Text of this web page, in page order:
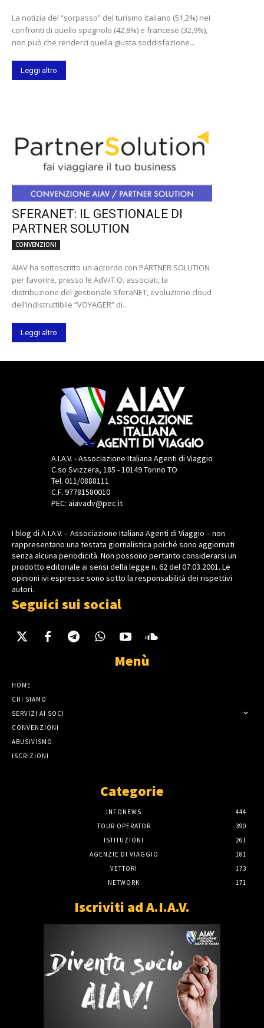
La notizia del “sorpasso” del turismo italiano (51,2%) nei
confronti di quello spagnolo (42,8%) e francese (32,9%),
non può che renderci quella giusta soddisfazione...
Leggi altro
SFERANET: IL GESTIONALE DI
PARTNER SOLUTION
CONVENZIONI
AIAV ha sottoscritto un accordo con PARTNER SOLUTION
per favorire, presso le AdV/T.O. associati, la
distribuzione del gestionale SferaNET, evoluzione cloud
dell’indistruttibile “VOYAGER” di...
Leggi altro
A.I.A.V. - Associazione Italiana Agenti di Viaggio
C.so Svizzera, 185 - 10149 Torino TO
Tel. 011/0888111
C.F. 97781580010
PEC: aiavadv@pec.it
I blog di A.I.A.V. – Associazione Italiana Agenti di Viaggio – non
rappresentano una testata giornalistica poiché sono aggiornati
senza alcuna periodicità. Non possono pertanto considerarsi un
prodotto editoriale ai sensi della legge n. 62 del 07.03.2001. Le
opinioni ivi espresse sono sotto la responsabilità dei rispettivi
autori.
Seguici sui social
Menù
HOME
CHI SIAMO
SERVIZI AI SOCI
CONVENZIONI
ABUSIVISMO
ISCRIZIONI
Categorie
INFONEWS
444
TOUR OPERATOR
390
ISTITUZIONI
261
AGENZIE DI VIAGGIO
181
VETTORI
173
NETWORK
171
Iscriviti ad A.I.A.V.